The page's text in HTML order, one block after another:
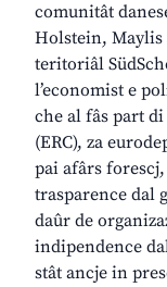
comunitât
Holstein, Maylis
teritoriâl
l’economist e
che al fâs part
(ERC), za
pai afârs
trasparence dal
daûr de
indipendence
stât ancje in